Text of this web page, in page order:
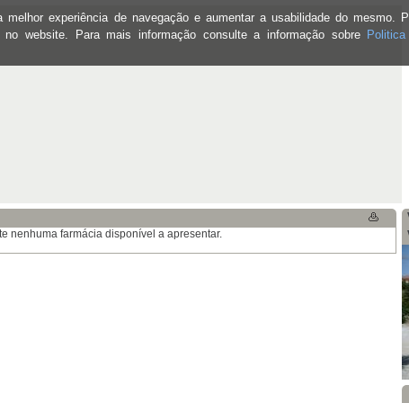
experiência de navegação e aumentar a usabilidade do mesmo.
website. Para mais informação consulte a informação sobre
nenhuma farmácia disponível a apresentar.